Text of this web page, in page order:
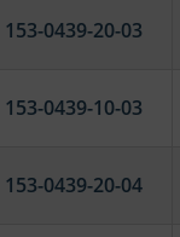
153-0439-20-03
153-0439-10-03
153-0439-20-04